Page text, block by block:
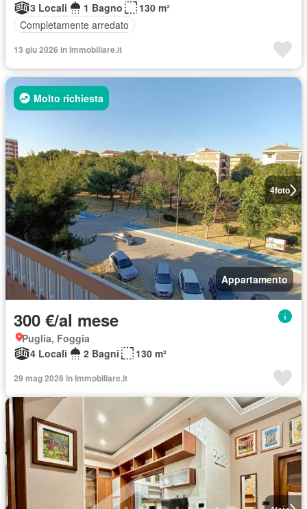
3 Locali
1 Bagno
130 m²
Completamente arredato
13 giu 2026 in Immobiliare.it
4foto
Molto richiesta
Appartamento
300 €/al mese
Puglia, Foggia
4 Locali
2 Bagni 130 m²
29 mag 2026 in Immobiliare.it